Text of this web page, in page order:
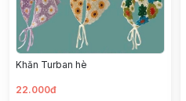
Khăn Turban hè
22.000đ